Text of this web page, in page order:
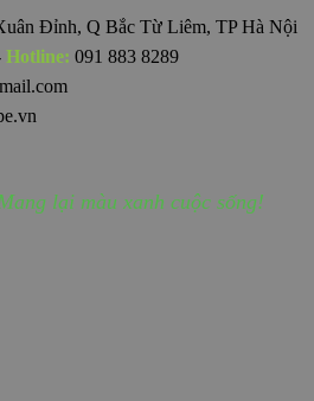
Đỉnh, Q Bắc Từ Liêm, TP Hà Nội
Hotline: 091 883 8289
lại màu xanh cuộc sống!